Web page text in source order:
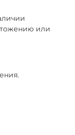
или